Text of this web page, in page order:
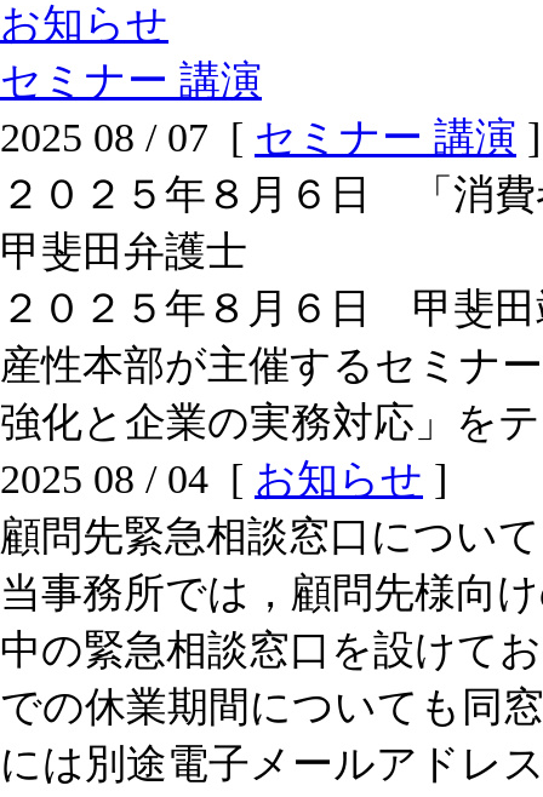
お知らせ
セミナー 講演
2025 08 / 07 [ セミナー 講演 ]
２０２５年８月６日 「消
甲斐田弁護士
２０２５年８月６日 甲斐
産性本部が主催するセミナ
強化と企業の実務対応」を
2025 08 / 04 [ お知らせ ]
顧問先緊急相談窓口について
当事務所では，顧問先様向
中の緊急相談窓口を設けて
での休業期間についても同
には別途電子メールアドレ